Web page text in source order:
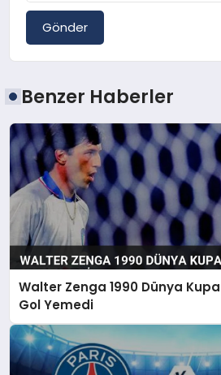
Gönder
Benzer Haberler
Walter Zenga 1990 Dünya
Gol Yemedi